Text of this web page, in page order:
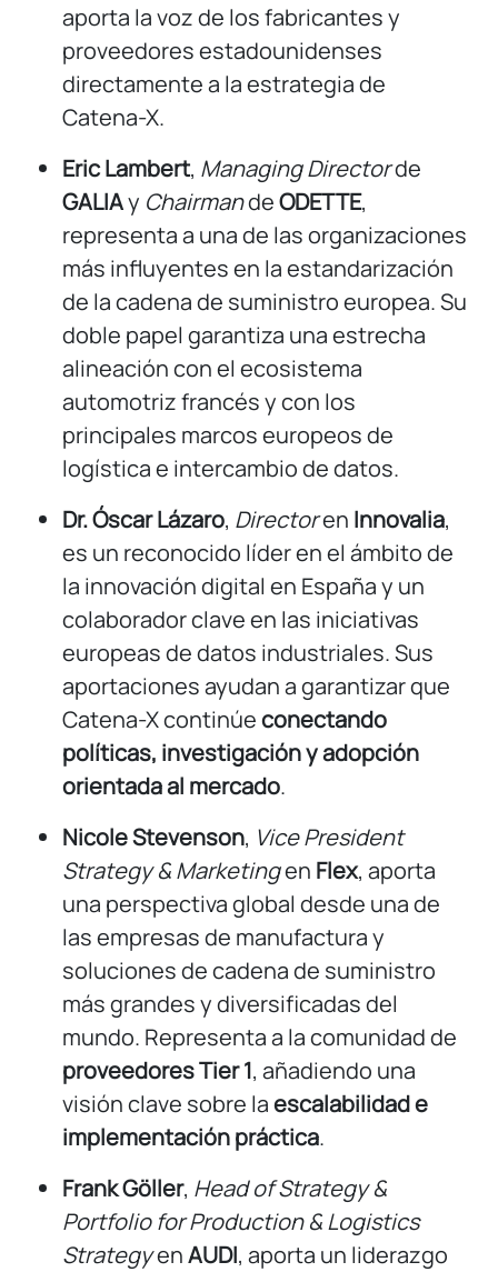
aporta la voz de los fabricantes y
proveedores estadounidenses
directamente a la estrategia de
Catena-X.
Eric Lambert, Managing Directorde
GALIAy ChairmandeODETTE,
representa a una de las organizaciones
más influyentes en la estandarización
de la cadena de suministro europea. Su
doble papel garantiza una estrecha
alineación con el ecosistema
automotriz francés y con los
principales marcos europeos de
logística e intercambio de datos.
Dr. Óscar Lázaro, Directoren Innovalia,
es un reconocido líder en el ámbito de
la innovación digital en España y un
colaborador clave en las iniciativas
europeas de datos industriales. Sus
aportaciones ayudan a garantizar que
Catena-X continúeconectando
políticas, investigación y adopción
orientada al mercado.
Nicole Stevenson, Vice President
Strategy & Marketingen Flex, aporta
una perspectiva global desde una de
las empresas de manufactura y
soluciones de cadena de suministro
más grandes y diversificadas del
mundo. Representa a la comunidad de
proveedores Tier 1, añadiendo una
visión clave sobre laescalabilidad e
implementación práctica.
Frank Göller, Head of Strategy &
Portfolio for Production & Logistics
StrategyenAUDI, aporta un liderazgo